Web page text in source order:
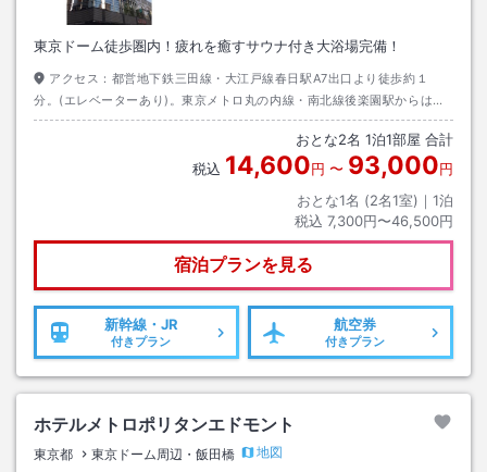
東京ドーム徒歩圏内！疲れを癒すサウナ付き大浴場完備！
アクセス： 都営地下鉄三田線・大江戸線春日駅A7出口より徒歩約１
分。(エレベーターあり)。東京メトロ丸の内線・南北線後楽園駅からは徒
歩約５分。リムジンバスは東京ドームホテルまで羽田約６０分・成田約９
おとな2名 1泊1部屋 合計
税込 14,600円 〜 93,000円
おとな1名 (2名1室)｜ 1泊
税込 7,300円〜46,500円
宿泊プランを見る
新幹線・JR
付きプラン
航空券
付きプラン
ホテルメトロポリタンエドモント
東京都 東京ドーム周辺・飯田橋
地図